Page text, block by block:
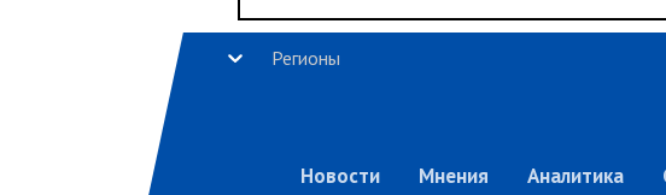
Регионы
Новости Мнения Аналитика